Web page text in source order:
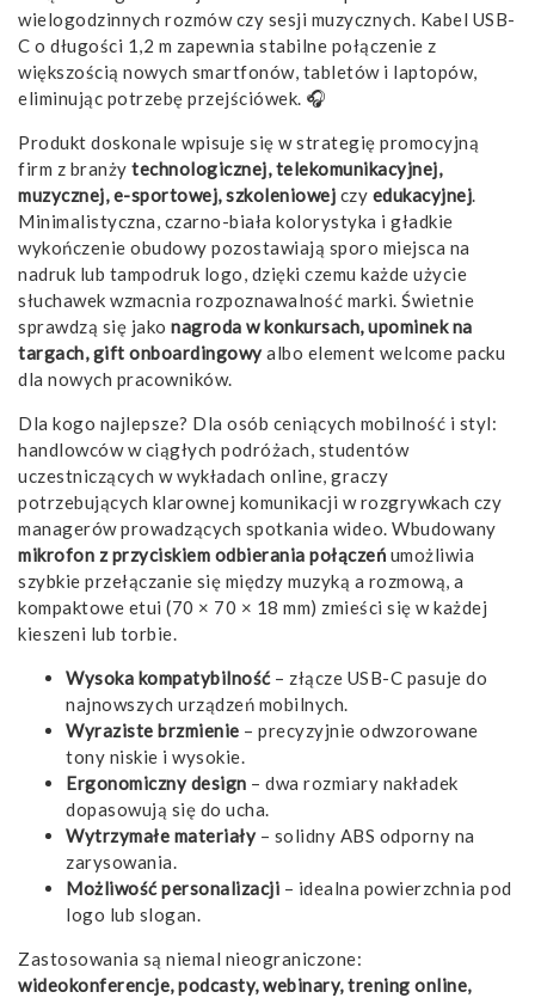
wielogodzinnych rozmów czy sesji muzycznych. Kabel USB-
C o długości 1,2 m zapewnia stabilne połączenie z
większością nowych smartfonów, tabletów i laptopów,
eliminując potrzebę przejściówek. 🎧
Produkt doskonale wpisuje się w strategię promocyjną
firm z branży technologicznej, telekomunikacyjnej,
muzycznej, e-sportowej, szkoleniowej czy edukacyjnej.
Minimalistyczna, czarno-biała kolorystyka i gładkie
wykończenie obudowy pozostawiają sporo miejsca na
nadruk lub tampodruk logo, dzięki czemu każde użycie
słuchawek wzmacnia rozpoznawalność marki. Świetnie
sprawdzą się jako nagroda w konkursach, upominek na
targach, gift onboardingowyalbo element welcome packu
dla nowych pracowników.
Dla kogo najlepsze? Dla osób ceniących mobilność i styl:
handlowców w ciągłych podróżach, studentów
uczestniczących w wykładach online, graczy
potrzebujących klarownej komunikacji w rozgrywkach czy
managerów prowadzących spotkania wideo. Wbudowany
mikrofon z przyciskiem odbierania połączeń umożliwia
szybkie przełączanie się między muzyką a rozmową, a
kompaktowe etui (70 × 70 × 18 mm) zmieści się w każdej
kieszeni lub torbie.
Wysoka kompatybilność– złącze USB-C pasuje do
najnowszych urządzeń mobilnych.
Wyraziste brzmienie – precyzyjnie odwzorowane
tony niskie i wysokie.
Ergonomiczny design – dwa rozmiary nakładek
dopasowują się do ucha.
Wytrzymałe materiały– solidny ABS odporny na
zarysowania.
Możliwość personalizacji – idealna powierzchnia pod
logo lub slogan.
Zastosowania są niemal nieograniczone:
wideokonferencje, podcasty, webinary, trening online,